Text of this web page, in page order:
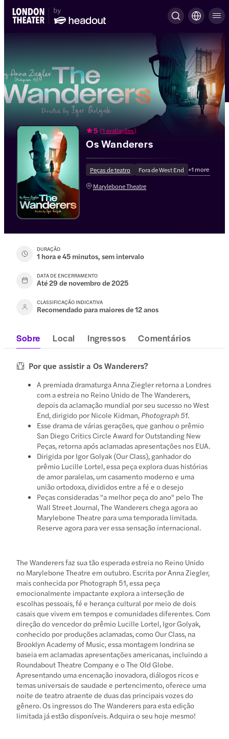
5 (1 avaliações)
Os Wanderers
Peças de teatro Fora de West End +1 more
Marylebone Theatre
DURAÇÃO
1 hora e 45 minutos, sem intervalo
DATA DE ENCERRAMENTO
Até 29 de novembro de 2025
CLASSIFICAÇÃO INDICATIVA
Recomendado para maiores de 12 anos
Sobre Local Ingressos Comentários
Por que assistir a Os Wanderers?
A premiada dramaturga Anna Ziegler retorna a Londres
com a estreia no Reino Unido de The Wanderers,
depois da aclamação mundial por seu sucesso no West
End, dirigido por Nicole Kidman, Photograph 51.
Esse drama de várias gerações, que ganhou o prêmio
San Diego Critics Circle Award for Outstanding New
Peças, retorna após aclamadas apresentações nos EUA.
Dirigida por Igor Golyak (Our Class), ganhador do
prêmio Lucille Lortel, essa peça explora duas histórias
de amor paralelas, um casamento moderno e uma
união ortodoxa, divididos entre a fé e o desejo
Peças consideradas "a melhor peça do ano" pelo The
Wall Street Journal, The Wanderers chega agora ao
Marylebone Theatre para uma temporada limitada.
Reserve agora para ver essa sensação internacional.
The Wanderers faz sua tão esperada estreia no Reino Unido
no Marylebone Theatre em outubro. Escrita por Anna Ziegler,
mais conhecida por Photograph 51, essa peça
emocionalmente impactante explora a interseção de
escolhas pessoais, fé e herança cultural por meio de dois
casais que vivem em tempos e comunidades diferentes. Com
direção do vencedor do prêmio Lucille Lortel, Igor Golyak,
conhecido por produções aclamadas, como Our Class, na
Brooklyn Academy of Music, essa montagem londrina se
baseia em aclamadas apresentações americanas, incluindo a
Roundabout Theatre Company e o The Old Globe.
Apresentando uma encenação inovadora, diálogos ricos e
temas universais de saudade e pertencimento, oferece uma
noite de teatro atraente de duas das principais vozes do
gênero. Os ingressos do The Wanderers para esta edição
limitada já estão disponíveis. Adquira o seu hoje mesmo!